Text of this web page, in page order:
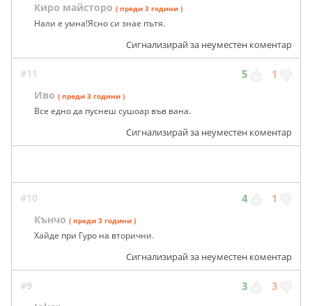
Киро майсторо ( преди 3 години )
Нали е умна!Ясно си знае пътя.
Сигнализирай за неуместен коментар
#11 5 1
Иво ( преди 3 години )
Все едно да пуснеш сушоар във вана.
Сигнализирай за неуместен коментар
#10 4 1
Кънчо ( преди 3 години )
Хайде при Гуро на вторични.
Сигнализирай за неуместен коментар
#9 3 3